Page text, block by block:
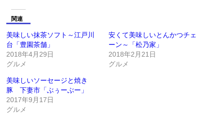
関連
美味しい抹茶ソフト～江戸川
台「豊園茶舗」
2018年4月29日
グルメ
安くて美味しいとんかつチェ
ーン～「松乃家」
2018年2月21日
グルメ
美味しいソーセージと焼き
豚 下妻市「ぶぅーぶー」
2017年9月17日
グルメ